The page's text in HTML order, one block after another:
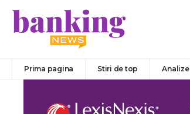
Prima pagina Stiri de top Analize